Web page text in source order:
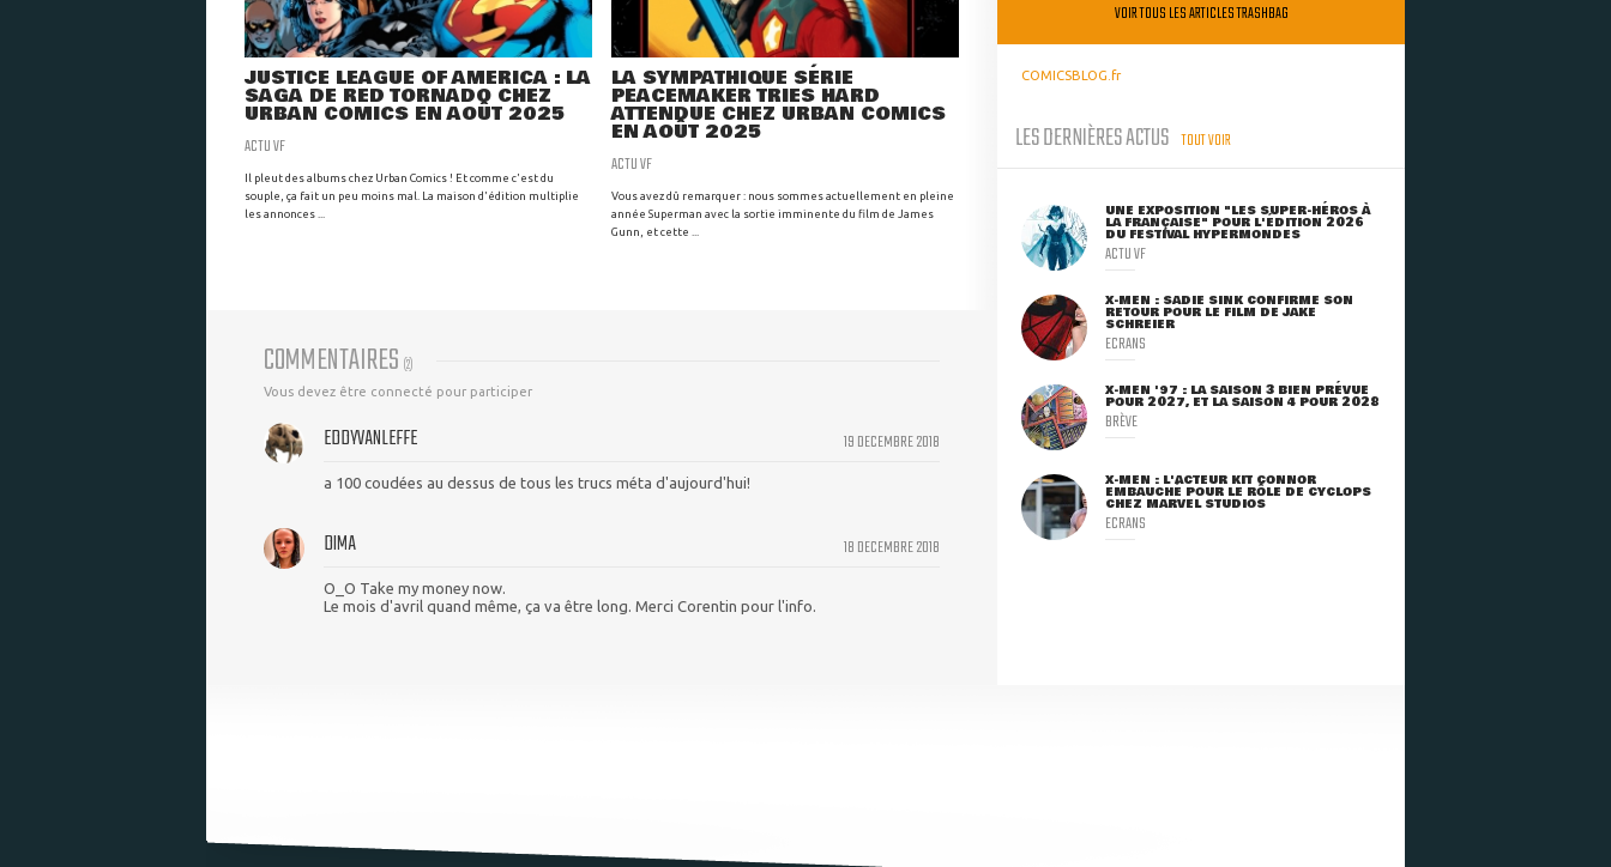
JUSTICE LEAGUE OF AMERICA : LA
SAGA DE RED TORNADO CHEZ
URBAN COMICS EN AOÛT 2025
ACTU VF
Il pleut des albums chez Urban Comics ! Et comme c'est du
souple, ça fait un peu moins mal. La maison d'édition multiplie
les annonces ...
LA SYMPATHIQUE SÉRIE
PEACEMAKER TRIES HARD
ATTENDUE CHEZ URBAN COMICS
EN AOÛT 2025
ACTU VF
Vous avez dû remarquer : nous sommes actuellement en pleine
année Superman avec la sortie imminente du film de James
Gunn, et cette ...
COMMENTAIRES (2)
Vous devez être connecté pour participer
19 DECEMBRE 2018
EDDYVANLEFFE
a 100 coudées au dessus de tous les trucs méta d'aujourd'hui!
18 DECEMBRE 2018
DIMA
O_O Take my money now.
Le mois d'avril quand même, ça va être long. Merci Corentin pour l'info.
VOIR TOUS LES ARTICLES TRASHBAG
COMICSBLOG.fr
LES DERNIÈRES ACTUS TOUT VOIR
UNE EXPOSITION "LES SUPER-HÉROS À
LA FRANÇAISE" POUR L'ÉDITION 2026
DU FESTIVAL HYPERMONDES
ACTU VF
X-MEN : SADIE SINK CONFIRME SON
RETOUR POUR LE FILM DE JAKE
SCHREIER
ECRANS
X-MEN '97 : LA SAISON 3 BIEN PRÉVUE
POUR 2027, ET LA SAISON 4 POUR 2028
BRÈVE
X-MEN : L'ACTEUR KIT CONNOR
EMBAUCHÉ POUR LE RÔLE DE CYCLOPS
CHEZ MARVEL STUDIOS
ECRANS